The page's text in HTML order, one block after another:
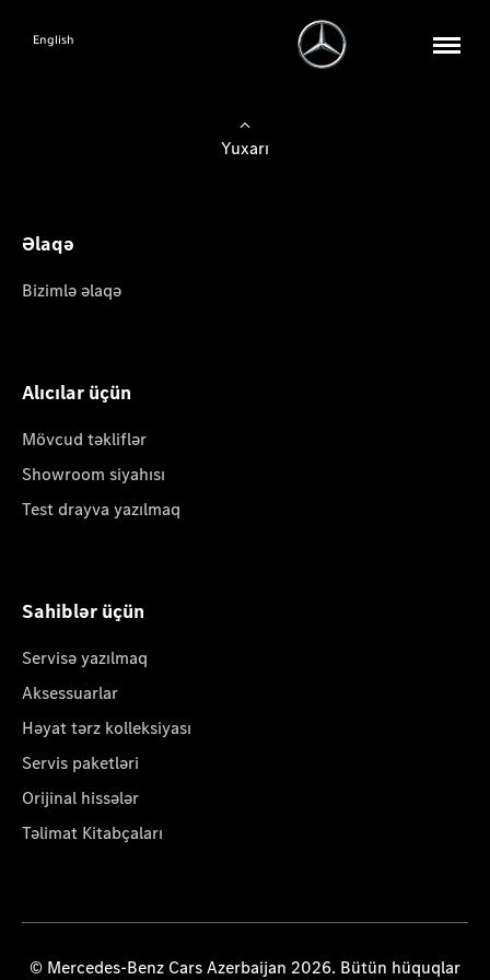
English
Yuxarı
Əlaqə
Bizimlə əlaqə
Alıcılar üçün
Mövcud təkliflər
Showroom siyahısı
Test drayva yazılmaq
Sahiblər üçün
Servisə yazılmaq
Aksessuarlar
Həyat tərz kolleksiyası
Servis paketləri
Orijinal hissələr
Təlimat Kitabçaları
© Mercedes-Benz Cars Azerbaijan 2026. Bütün hüquqlar